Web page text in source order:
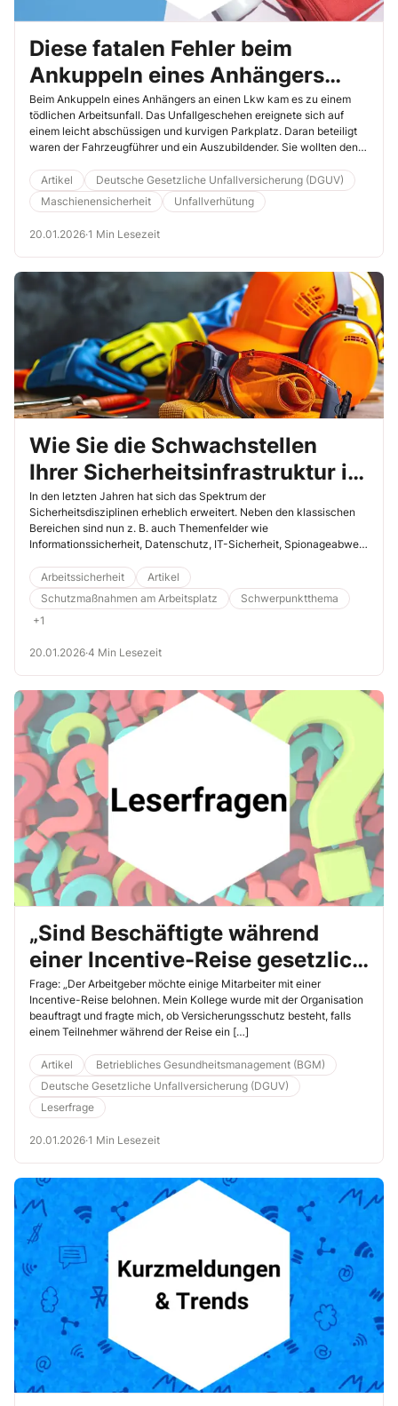
Diese fatalen Fehler beim
Ankuppeln eines Anhängers
dürfen nicht passieren!
Beim Ankuppeln eines Anhängers an einen Lkw kam es zu einem
tödlichen Arbeitsunfall. Das Unfallgeschehen ereignete sich auf
einem leicht abschüssigen und kurvigen Parkplatz. Daran beteiligt
waren der Fahrzeugführer und ein Auszubildender. Sie wollten den
abzuholen. Lesen Sie in diesem Beitrag, wie mehrere
sicherheitsrelevante Fehler in Kombination zu einem tragischen
Ereignis führten.
Artikel
Deutsche Gesetzliche Unfallversicherung (DGUV)
Maschienensicherheit
Unfallverhütung
20.01.2026·1 Min Lesezeit
Wie Sie die Schwachstellen
Ihrer Sicherheitsinfrastruktur im
Unternehmen aufspüren
In den letzten Jahren hat sich das Spektrum der
Sicherheitsdisziplinen erheblich erweitert. Neben den klassischen
Bereichen sind nun z. B. auch Themenfelder wie
Informationssicherheit, Datenschutz, IT-Sicherheit, Spionageabwehr
Gefahren und Risiken zu erkennen und ihnen angemessen zu
begegnen, müssen verschiedene Abteilungen zusammenspielen.
Lesen Sie hier, wie Sie Ihr Sicherheitsgefüge unter die Lupe nehmen.
Arbeitssicherheit
Artikel
Schutzmaßnahmen am Arbeitsplatz
Schwerpunktthema
+1
20.01.2026·4 Min Lesezeit
„Sind Beschäftigte während
einer Incentive-Reise gesetzlich
unfallversichert?“
Frage: „Der Arbeitgeber möchte einige Mitarbeiter mit einer
Incentive-Reise belohnen. Mein Kollege wurde mit der Organisation
beauftragt und fragte mich, ob Versicherungsschutz besteht, falls
einem Teilnehmer während der Reise ein […]
Artikel
Betriebliches Gesundheitsmanagement (BGM)
Deutsche Gesetzliche Unfallversicherung (DGUV)
Leserfrage
20.01.2026·1 Min Lesezeit